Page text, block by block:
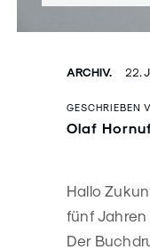
ARCHIV. 22.
GESCHRIEBEN
Olaf
Hallo
fünf Jahren
Der